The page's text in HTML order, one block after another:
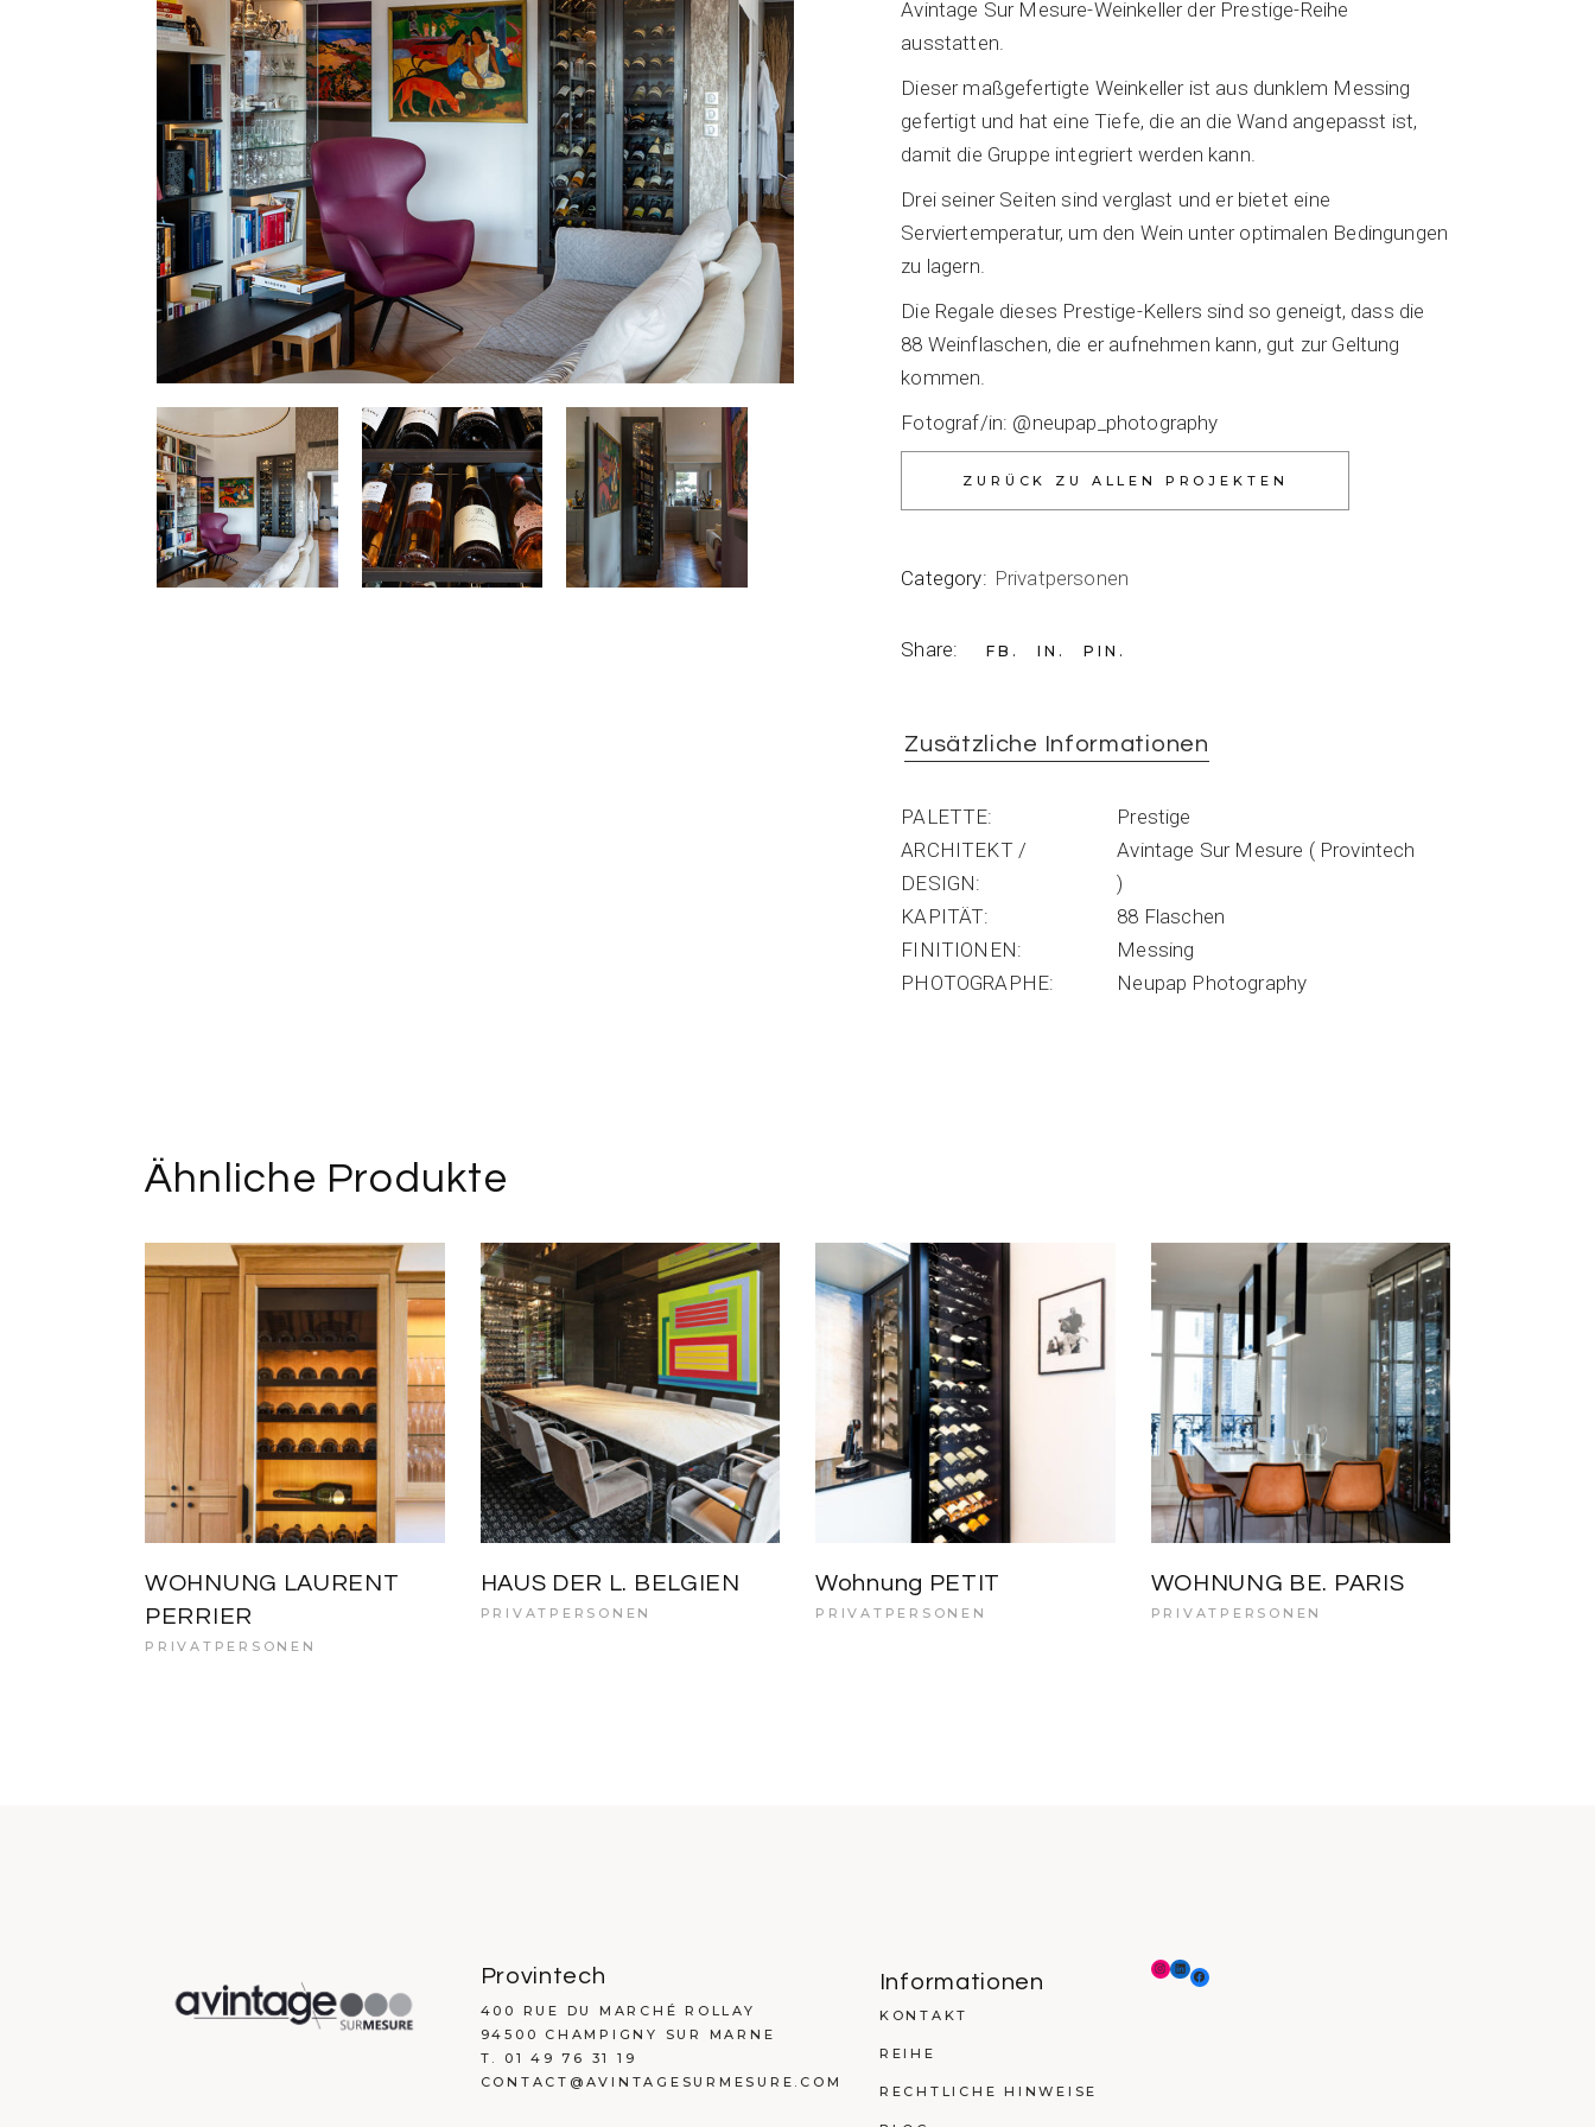
Avintage Sur Mesure-Weinkeller der Prestige-Reihe
ausstatten.
Dieser maßgefertigte Weinkeller ist aus dunklem Messing
gefertigt und hat eine Tiefe, die an die Wand angepasst ist,
damit die Gruppe integriert werden kann.
Drei seiner Seiten sind verglast und er bietet eine
Serviertemperatur, um den Wein unter optimalen Bedingungen
zu lagern.
Die Regale dieses Prestige-Kellers sind so geneigt, dass die
88 Weinflaschen, die er aufnehmen kann, gut zur Geltung
kommen.
Fotograf/in: @neupap_photography
Category: Privatpersonen
Share: FB IN PIN
Zusätzliche Informationen
PALETTE
Prestige
ARCHITEKT /
DESIGN
Avintage Sur Mesure ( Provintech
)
KAPITÄT
88 Flaschen
FINITIONEN
Messing
PHOTOGRAPHE
Neupap Photography
Ähnliche Produkte
WOHNUNG LAURENT
PERRIER
PRIVATPERSONEN
HAUS DER L. BELGIEN
PRIVATPERSONEN
Wohnung PETIT
PRIVATPERSONEN
WOHNUNG BE. PARIS
PRIVATPERSONEN
Provintech
400 RUE DU MARCHÉ ROLLAY
94500 CHAMPIGNY SUR MARNE
T. 01 49 76 31 19
CONTACT@AVINTAGESURMESURE.COM
Informationen
KONTAKT
REIHE
RECHTLICHE HINWEISE